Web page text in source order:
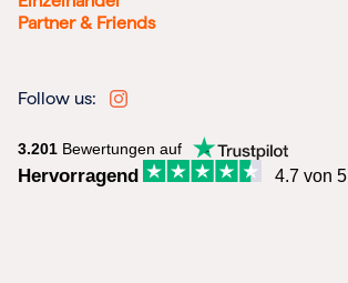
Partner & Friends
Follow us:
3.201 Bewertungen auf
Hervorragend 4.7 von 5